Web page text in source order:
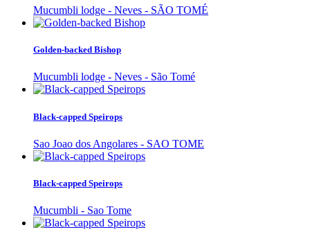
Mucumbli lodge - Neves - SÃO TOMÉ
Golden-backed Bishop
Mucumbli lodge - Neves - São Tomé
Black-capped Speirops
Sao Joao dos Angolares - SAO TOME
Black-capped Speirops
Mucumbli - Sao Tome